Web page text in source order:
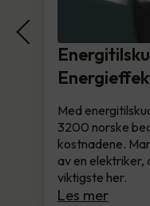
Med
3200 norske
kostnadene.
av en elektriker,
viktigste her.
Les mer